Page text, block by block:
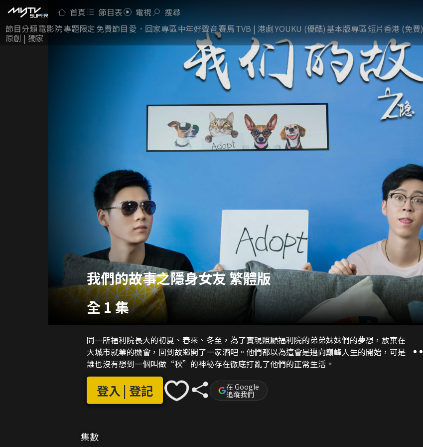
首頁 節目表 電視 搜尋
節目分類電影院專題限定 免費節目 愛．回家專區中年好聲音賽馬TVB | 港劇YOUKU (優酷)基本版專區短片香港 (免費)
原創 | 獨家
我們的故事之隱身女友 繁體版
全 1 集
同一所福利院長大的初夏、春來、冬至，為了實現照顧福利院的弟弟妹妹們的夢想，放棄在
大城市就業的機會，回到故鄉開了一家酒吧。他們都以為這會是邁向巔峰人生的開始，可是
誰也沒有想到一個叫做“秋”的神秘存在徹底打亂了他們的正常生活。
登入 | 登記 在 Google
追蹤我們
集數